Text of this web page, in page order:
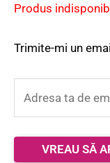
Produs
Trimite-mi un